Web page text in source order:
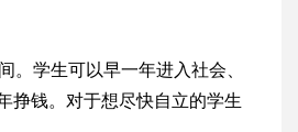
。学生可以早一年进入社会、
挣钱。对于想尽快自立的学生